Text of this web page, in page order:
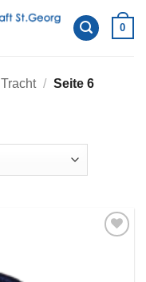
0
Tracht / Seite 6